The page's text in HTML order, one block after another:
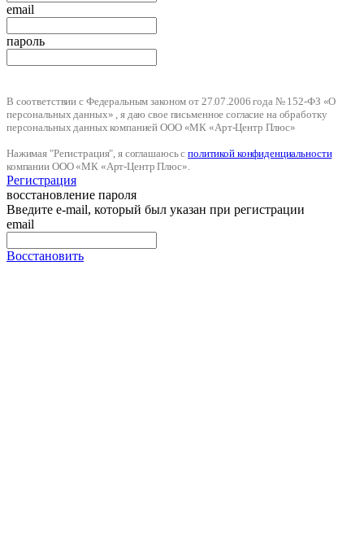
email
пароль
В соответствии с Федеральным законом от 27.07.2006 года № 152-ФЗ «О
персональных данных» , я даю свое письменное согласие на обработку
персональных данных компанией ООО «МК «Арт-Центр Плюс»
Нажимая "Регистрация", я соглашаюсь сполитикой конфиденциальности
компании ООО «МК «Арт-Центр Плюс».
Регистрация
восстановление пароля
Введите e-mail, который был указан при регистрации
email
Восстановить